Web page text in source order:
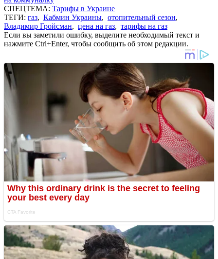
СПЕЦТЕМА: Тарифы в Украине
ТЕГИ: газ, Кабмин Украины, отопительный сезон,
Владимир Гройсман, цена на газ, тарифы на газ
Если вы заметили ошибку, выделите необходимый текст и
нажмите Ctrl+Enter, чтобы сообщить об этом редакции.